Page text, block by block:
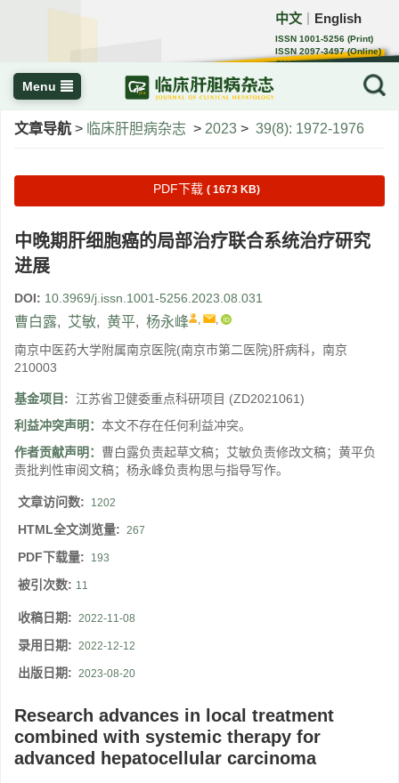
中文 English
ISSN 1001-5256 (Print)
ISSN 2097-3497 (Online)
CN 22-1108/R
Menu
文章导航 > 临床肝胆病杂志 > 2023 > 39(8): 1972-1976
PDF下载 ( 1673 KB)
中晚期肝细胞癌的局部治疗联合系统治疗研究
进展
DOI: 10.3969/j.issn.1001-5256.2023.08.031
曹白露, 艾敏, 黄平, 杨永峰 , ,
南京中医药大学附属南京医院(南京市第二医院)肝病科，南京
210003
基金项目: 江苏省卫健委重点科研项目 (ZD2021061)
利益冲突声明： 本文不存在任何利益冲突。
作者贡献声明： 曹白露负责起草文稿；艾敏负责修改文稿；黄平负
责批判性审阅文稿；杨永峰负责构思与指导写作。
文章访问数: 1202
HTML全文浏览量: 267
PDF下载量: 193
被引次数: 11
收稿日期: 2022-11-08
录用日期: 2022-12-12
出版日期: 2023-08-20
Research advances in local treatment
combined with systemic therapy for
advanced hepatocellular carcinoma